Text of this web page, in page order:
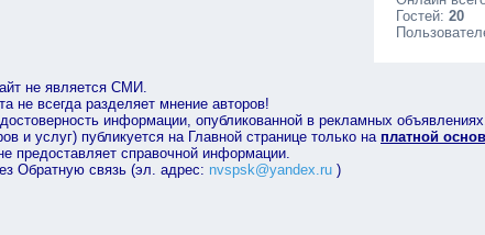
Гостей:20
не является СМИ.
не всегда разделяет мнение авторов!
информации, опубликованной в рекламных
и услуг) публикуется на Главной странице только на платной
предоставляет справочной информации.
Обратную связь (эл. адрес: nvspsk@yandex.ru)